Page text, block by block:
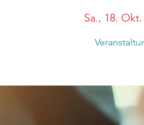
Sa., 18. Okt.